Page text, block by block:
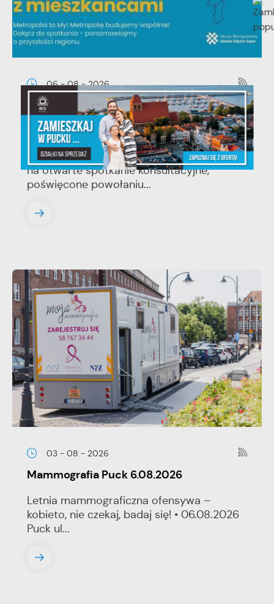
06 - 08 - 2026
Spotkanie konsultacyjne poświęcone
powołaniu związku metropolitalnego w
województwie pomorskim
Szanowni Państwo, serdecznie zapraszamy
na otwarte spotkanie konsultacyjne,
poświęcone powołaniu...
03 - 08 - 2026
Mammografia Puck 6.08.2026
Letnia mammograficzna ofensywa –
kobieto, nie czekaj, badaj się! • 06.08.2026
Puck ul...